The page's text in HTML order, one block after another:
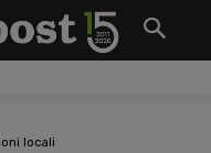
locali